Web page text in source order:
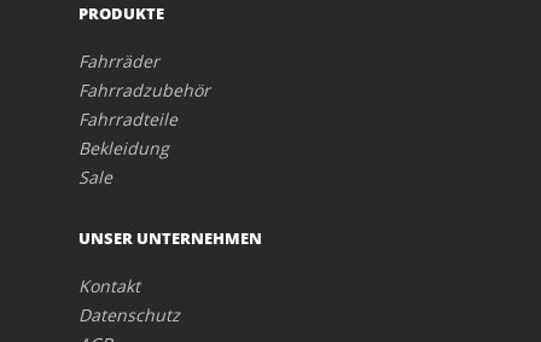
PRODUKTE
Fahrräder
Fahrradzubehör
Fahrradteile
Bekleidung
Sale
UNSER UNTERNEHMEN
Kontakt
Datenschutz